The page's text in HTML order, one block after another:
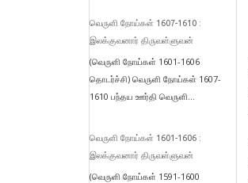
வெருளி நோய்கள் 1607-1610 :
இலக்குவனார் திருவள்ளுவன்
(வெருளி நோய்கள் 1601-1606
தொடர்ச்சி) வெருளி நோய்கள் 1607-
1610 பந்தய ஊர்தி வெருளி...
வெருளி நோய்கள் 1601-1606 :
இலக்குவனார் திருவள்ளுவன்
(வெருளி நோய்கள் 1591-1600